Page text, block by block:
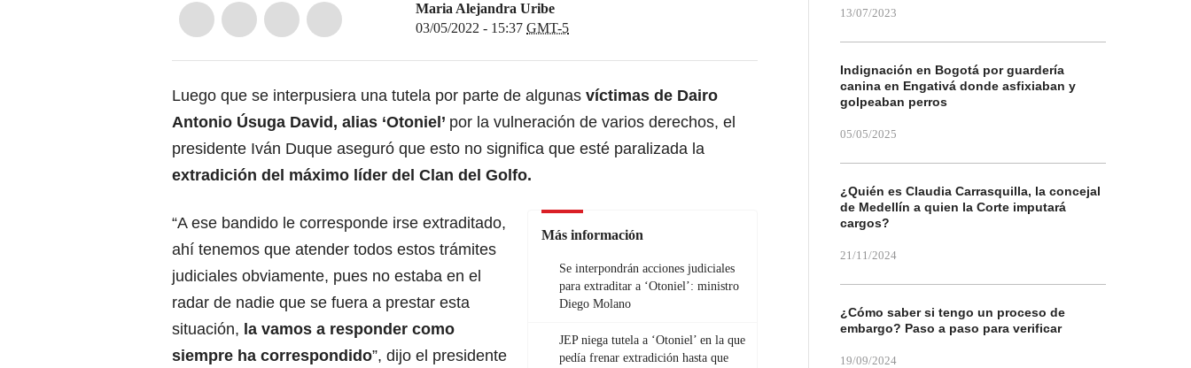
Maria Alejandra Uribe
03/05/2022 - 15:37 GMT-5
Luego que se interpusiera una tutela por parte de algunas víctimas de Dairo
Antonio Úsuga David, alias ‘Otoniel’ por la vulneración de varios derechos, el
presidente Iván Duque aseguró que esto no significa que esté paralizada la
extradición del máximo líder del Clan del Golfo.
Más información
Se interpondrán acciones judiciales
para extraditar a ‘Otoniel’: ministro
Diego Molano
JEP niega tutela a ‘Otoniel’ en la que
pedía frenar extradición hasta que
“A ese bandido le corresponde irse extraditado,
ahí tenemos que atender todos estos trámites
judiciales obviamente, pues no estaba en el
radar de nadie que se fuera a prestar esta
situación, la vamos a responder como
siempre ha correspondido”, dijo el presidente
13/07/2023
Indignación en Bogotá por guardería
canina en Engativá donde asfixiaban y
golpeaban perros
05/05/2025
¿Quién es Claudia Carrasquilla, la concejal
de Medellín a quien la Corte imputará
cargos?
21/11/2024
¿Cómo saber si tengo un proceso de
embargo? Paso a paso para verificar
19/09/2024